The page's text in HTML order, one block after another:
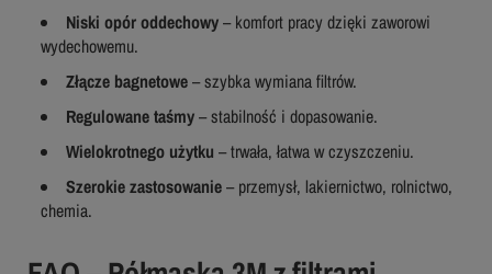
Niski opór oddechowy– komfort pracy dzięki zaworowi
wydechowemu.
Złącze bagnetowe– szybka wymiana filtrów.
Regulowane taśmy– stabilność i dopasowanie.
Wielokrotnego użytku – trwała, łatwa w czyszczeniu.
Szerokie zastosowanie– przemysł, lakiernictwo, rolnictwo,
chemia.